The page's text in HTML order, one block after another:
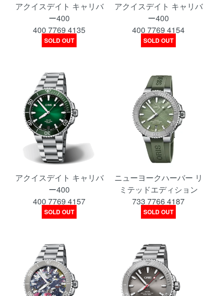
アクイスデイト キャリバ
ー400
400 7769 4135
SOLD OUT
アクイスデイト キャリバ
ー400
400 7769 4154
SOLD OUT
アクイスデイト キャリバ
ー400
400 7769 4157
SOLD OUT
ニューヨークハーバー リ
ミテッドエディション
733 7766 4187
SOLD OUT